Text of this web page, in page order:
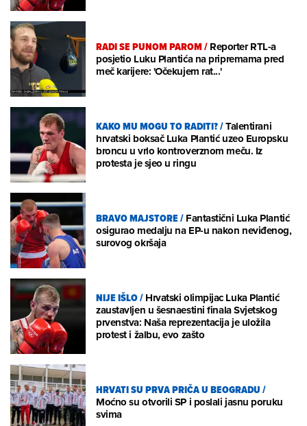
RADI SE PUNOM PAROM/Reporter RTL-a
posjetio Luku Plantića na pripremama pred
meč karijere: 'Očekujem rat...'
KAKO MU MOGU TO RADITI?/Talentirani
hrvatski boksač Luka Plantić uzeo Europsku
broncu u vrlo kontroverznom meču. Iz
protesta je sjeo u ringu
BRAVO MAJSTORE/Fantastični Luka Plantić
osigurao medalju na EP-u nakon neviđenog,
surovog okršaja
NIJE IŠLO/Hrvatski olimpijac Luka Plantić
zaustavljen u šesnaestini finala Svjetskog
prvenstva: Naša reprezentacija je uložila
protest i žalbu, evo zašto
HRVATI SU PRVA PRIČA U BEOGRADU/
Moćno su otvorili SP i poslali jasnu poruku
svima